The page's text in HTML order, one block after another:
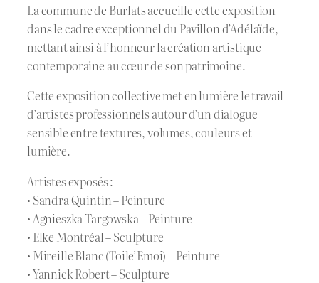
La commune de Burlats accueille cette exposition
dans le cadre exceptionnel du Pavillon d’Adélaïde,
mettant ainsi à l’honneur la création artistique
contemporaine au cœur de son patrimoine.
Cette exposition collective met en lumière le travail
d’artistes professionnels autour d’un dialogue
sensible entre textures, volumes, couleurs et
lumière.
Artistes exposés :
• Sandra Quintin – Peinture
• Agnieszka Targowska – Peinture
• Elke Montréal – Sculpture
• Mireille Blanc (Toile’Emoi) – Peinture
• Yannick Robert – Sculpture